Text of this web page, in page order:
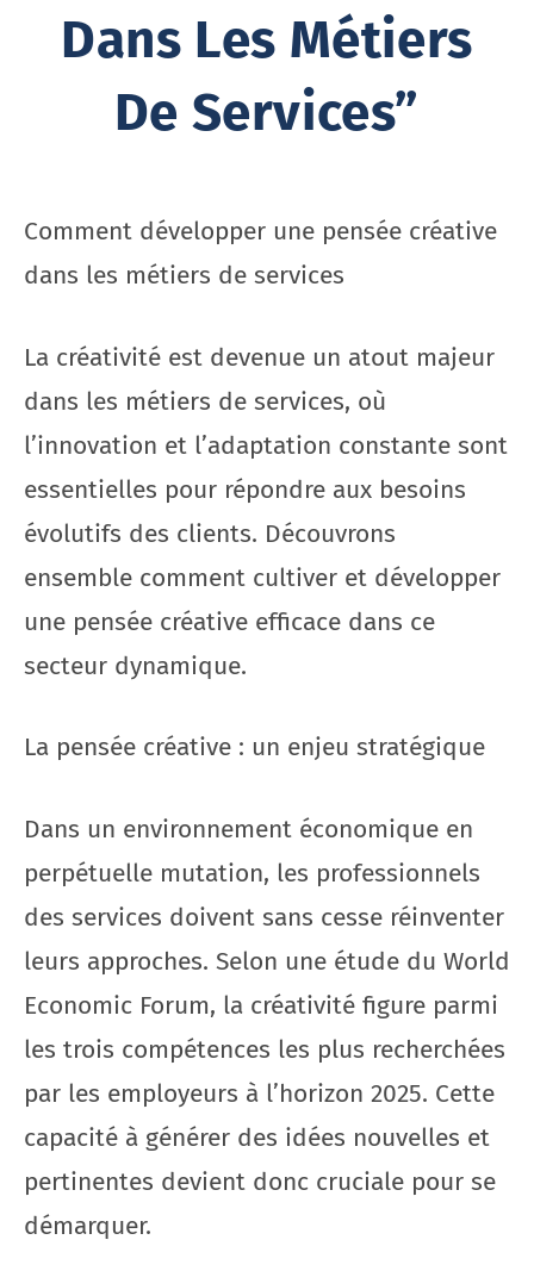
Dans Les Métiers
De Services”
Comment développer une pensée créative
dans les métiers de services
La créativité est devenue un atout majeur
dans les métiers de services, où
l’innovation et l’adaptation constante sont
essentielles pour répondre aux besoins
évolutifs des clients. Découvrons
ensemble comment cultiver et développer
une pensée créative efficace dans ce
secteur dynamique.
La pensée créative : un enjeu stratégique
Dans un environnement économique en
perpétuelle mutation, les professionnels
des services doivent sans cesse réinventer
leurs approches. Selon une étude du World
Economic Forum, la créativité figure parmi
les trois compétences les plus recherchées
par les employeurs à l’horizon 2025. Cette
capacité à générer des idées nouvelles et
pertinentes devient donc cruciale pour se
démarquer.